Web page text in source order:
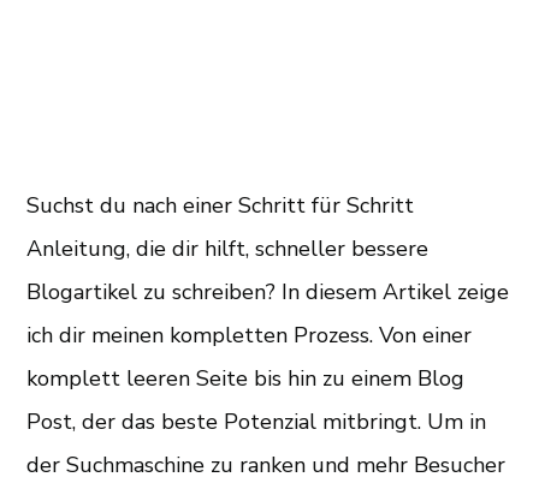
Suchst du nach einer Schritt für Schritt
Anleitung, die dir hilft, schneller bessere
Blogartikel zu schreiben? In diesem Artikel zeige
ich dir meinen kompletten Prozess. Von einer
komplett leeren Seite bis hin zu einem Blog
Post, der das beste Potenzial mitbringt. Um in
der Suchmaschine zu ranken und mehr Besucher